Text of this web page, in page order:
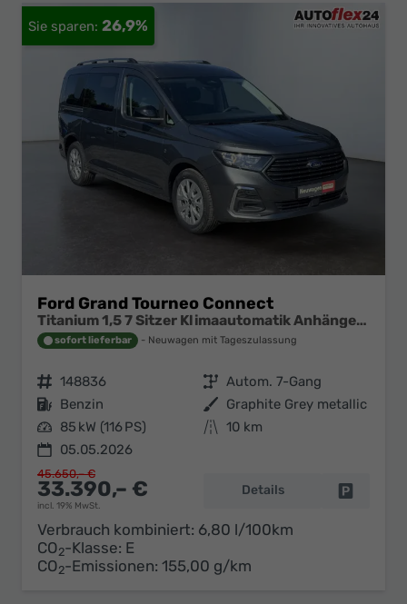
26,9%
Ford Grand Tourneo Connect
Titanium 1,5 7 Sitzer Klimaautomatik Anhängerkupplung Sitzheizung Einparkhilfe Kamera 17 Zoll Leichtmetall ACC
sofort lieferbar Neuwagen mit Tageszulassung
Fahrzeugnr. 148836 Getriebe Autom. 7-Gang
Kraftstoff Benzin Außenfarbe Graphite Grey metallic
Leistung 85 kW (116 PS) Kilometerstand 10 km
05.05.2026
33.390,– €
incl. 19% MwSt.
45.650,– €
Details
Verbrauch kombiniert: 6,80 l/100km
CO2-Klasse: E
CO2-Emissionen: 155,00 g/km